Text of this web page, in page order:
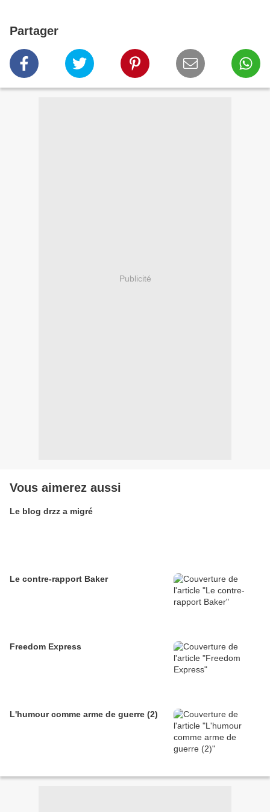
Partager
Publicité
Vous aimerez aussi
Le blog drzz a migré
Le contre-rapport Baker
Freedom Express
L'humour comme arme de guerre (2)